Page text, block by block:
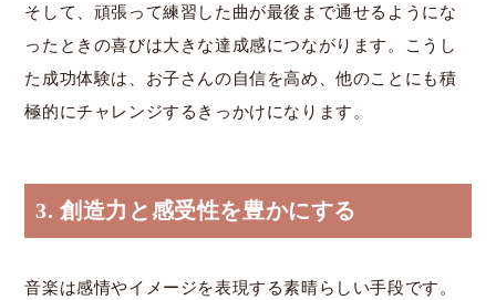
そして、頑張って練習した曲が最後まで通せるようにな
ったときの喜びは大きな達成感につながります。こうし
た成功体験は、お子さんの自信を高め、他のことにも積
極的にチャレンジするきっかけになります。
3. 創造力と感受性を豊かにする
音楽は感情やイメージを表現する素晴らしい手段です。